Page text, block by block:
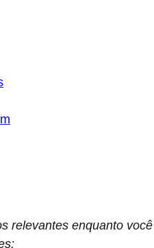
relevantes enquanto você